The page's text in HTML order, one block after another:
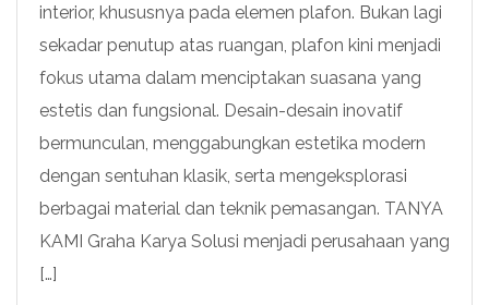
interior, khususnya pada elemen plafon. Bukan lagi
sekadar penutup atas ruangan, plafon kini menjadi
fokus utama dalam menciptakan suasana yang
estetis dan fungsional. Desain-desain inovatif
bermunculan, menggabungkan estetika modern
dengan sentuhan klasik, serta mengeksplorasi
berbagai material dan teknik pemasangan. TANYA
KAMI Graha Karya Solusi menjadi perusahaan yang
[…]